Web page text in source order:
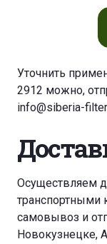
Уточнить
2912 можно,
info@siberia-
Осуществляем
транспортными
самовывоз и
Новокузнецке,